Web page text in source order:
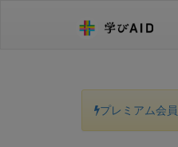
プレミアム会員